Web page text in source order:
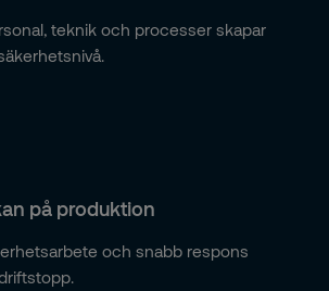
teknik och processer skapar
på produktion
och snabb respons